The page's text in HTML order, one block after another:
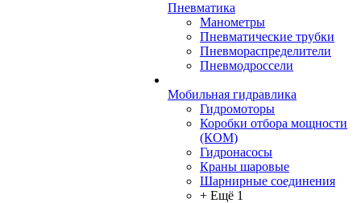
Пневматика
Манометры
Пневматические трубки
Пневмораспределители
Пневмодроссели
Мобильная гидравлика
Гидромоторы
Коробки отбора мощности
(КОМ)
Гидронасосы
Краны шаровые
Шарнирные соединения
+ Ещё 1